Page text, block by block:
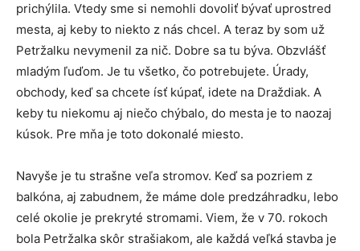
prichýlila. Vtedy sme si nemohli dovoliť bývať uprostred
mesta, aj keby to niekto z nás chcel. A teraz by som už
Petržalku nevymenil za nič. Dobre sa tu býva. Obzvlášť
mladým ľuďom. Je tu všetko, čo potrebujete. Úrady,
obchody, keď sa chcete ísť kúpať, idete na Draždiak. A
keby tu niekomu aj niečo chýbalo, do mesta je to naozaj
kúsok. Pre mňa je toto dokonalé miesto.
Navyše je tu strašne veľa stromov. Keď sa pozriem z
balkóna, aj zabudnem, že máme dole predzáhradku, lebo
celé okolie je prekryté stromami. Viem, že v 70. rokoch
bola Petržalka skôr strašiakom, ale každá veľká stavba je